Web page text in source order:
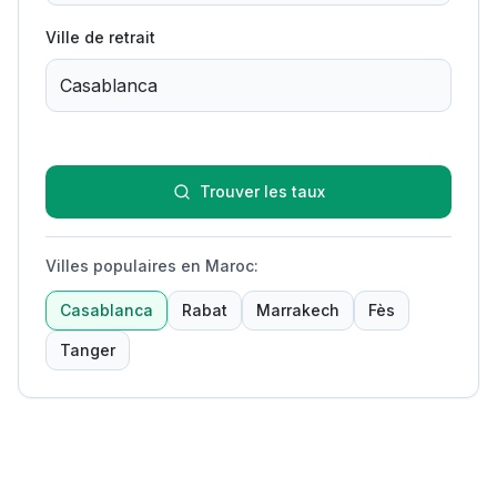
Ville de retrait
Trouver les taux
Villes populaires en Maroc:
Casablanca Rabat Marrakech Fès
Tanger